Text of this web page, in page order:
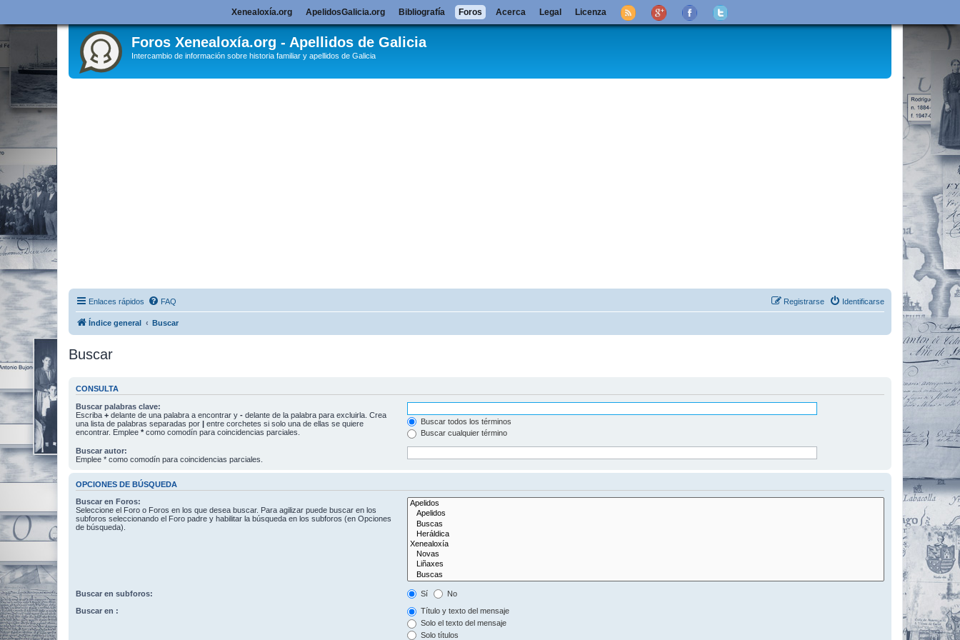
Foros Xenealoxía.org - Apellidos de Galicia
Intercambio de información sobre historia familiar y apellidos de Galicia
Enlaces rápidos FAQ Identificarse
Registrarse
Índice general Buscar
Buscar
CONSULTA
Buscar palabras clave:
Escriba + delante de una palabra a encontrar y - delante de la palabra para excluirla. Crea
una lista de palabras separadas por | entre corchetes si solo una de ellas se quiere
encontrar. Emplee * como comodín para coincidencias parciales.
Buscar todos los términos
Buscar cualquier término
Buscar autor:
Emplee * como comodín para coincidencias parciales.
OPCIONES DE BÚSQUEDA
Buscar en Foros:
Seleccione el Foro o Foros en los que desea buscar. Para agilizar puede buscar en los
subforos seleccionando el Foro padre y habilitar la búsqueda en los subforos (en Opciones
de búsqueda).
Buscar en subforos: Sí No
Buscar en :
Título y texto del mensaje
Solo el texto del mensaje
Solo títulos
Xenealoxía.org ApelidosGalicia.org Bibliografía Foros Acerca Legal Licenza